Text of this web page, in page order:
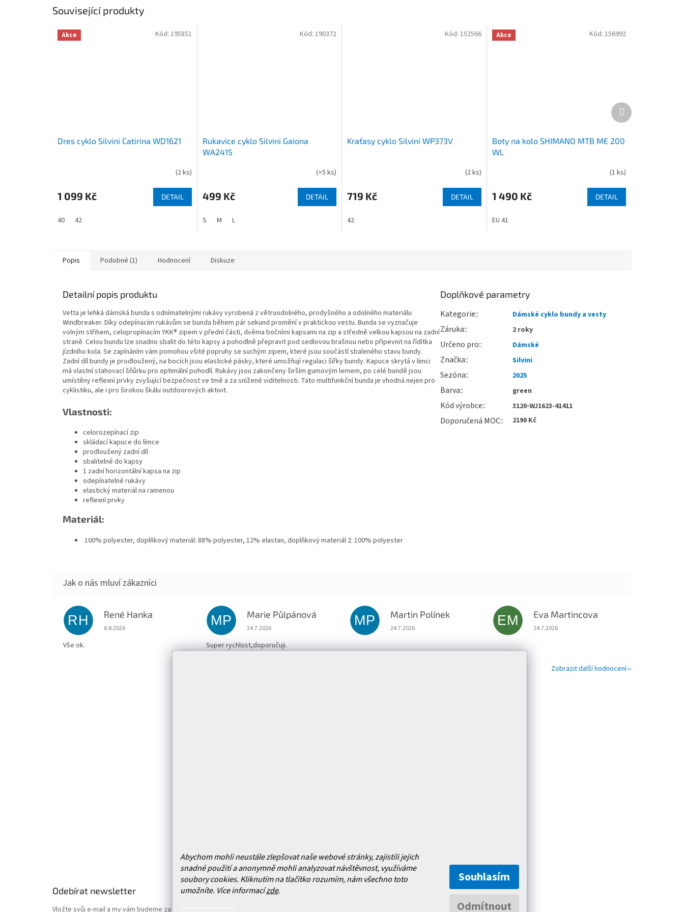
Abychom mohli neustále zlepšovat naše webové stránky, zajistili jejich
snadné použití a anonymně mohli analyzovat návštěvnost, využíváme
soubory cookies. Kliknutím na tlačítko rozumím, nám všechno toto
umožníte. Více informacízde.
Odmítnout
Souhlasím
Související produkty
Akce
Dres cyklo Silvini Catirina WD1621
(2 ks)
1 099 Kč DETAIL
40 42
Kód: 195851
Rukavice cyklo Silvini Gaiona
WA2415
(>5 ks)
499 Kč DETAIL
S M L
Kód: 190372
Kraťasy cyklo Silvini WP373V
(2 ks)
719 Kč DETAIL
42
Kód: 152566 Akce
Boty na kolo SHIMANO MTB ME 200
WL
(1 ks)
1 490 Kč DETAIL
EU 41
Kód: 156992
Další
produkt
Popis Podobné (1) Hodnocení Diskuze
Detailní popis produktu
Vetta je lehká dámská bunda s odnímatelnými rukávy vyrobená z větruodolného, ​​prodyšného a odolného materiálu
Windbreaker. Díky odepínacím rukávům se bunda během pár sekund promění v praktickou vestu. Bunda se vyznačuje
volným střihem, celopropínacím YKK® zipem v přední části, dvěma bočními kapsami na zip a středně velkou kapsou na zadní
straně. Celou bundu lze snadno sbalit do této kapsy a pohodlně přepravit pod sedlovou brašnou nebo připevnit na řídítka
jízdního kola. Se zapínáním vám pomohou všité popruhy se suchým zipem, které jsou součástí sbaleného stavu bundy.
Zadní díl bundy je prodloužený, na bocích jsou elastické pásky, které umožňují regulaci šířky bundy. Kapuce skrytá v límci
má vlastní stahovací šňůrku pro optimální pohodlí. Rukávy jsou zakončeny širším gumovým lemem, po celé bundě jsou
umístěny reflexní prvky zvyšující bezpečnost ve tmě a za snížené viditelnosti. Tato multifunkční bunda je vhodná nejen pro
cyklistiku, ale i pro širokou škálu outdoorových aktivit.
Vlastnosti:
celorozepínací zip
skládací kapuce do límce
prodloužený zadní díl
sbalitelné do kapsy
1 zadní horizontální kapsa na zip
odepínatelné rukávy
elastický materiál na ramenou
reflexní prvky
Materiál:
100% polyester, doplňkový materiál: 88% polyester, 12% elastan, doplňkový materiál 2: 100% polyester
Doplňkové parametry
Kategorie: Dámské cyklo bundy a vesty
Záruka: 2 roky
Určeno pro: Dámské
Značka: Silvini
Sezóna: 2025
Barva: green
Kód výrobce: 3120-WJ1623-41411
Doporučená MOC: 2190 Kč
RH René Hanka
Hodnocení obchodu je 5 z 5 hvězdiček.
6.8.2026
Vše ok.
MP Marie Půlpánová
Hodnocení obchodu je 5 z 5 hvězdiček.
24.7.2026
Super rychlost,doporučuji.
MP Martin Polínek
Hodnocení obchodu je 5 z 5 hvězdiček.
24.7.2026
EM Eva Martincova
Hodnocení obchodu je 5 z 5 hvězdiček.
14.7.2026
Zobrazit další hodnocení
Hodnocení obchodu
Odebírat newsletter
Vložte svůj e-mail a my vám budeme zasílat informace o nových produktech na našem e-